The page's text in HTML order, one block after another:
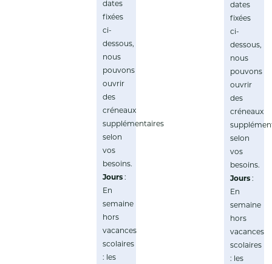
dates
fixées
ci-
dessous,
nous
pouvons
ouvrir
des
créneaux
supplémentaires
selon
vos
besoins.
Jours :
En
semaine
hors
vacances
scolaires
: les
dates
fixées
ci-
dessous,
nous
pouvons
ouvrir
des
créneaux
selon
vos
besoins.
Jours :
En
semaine
hors
vacances
scolaires
: les